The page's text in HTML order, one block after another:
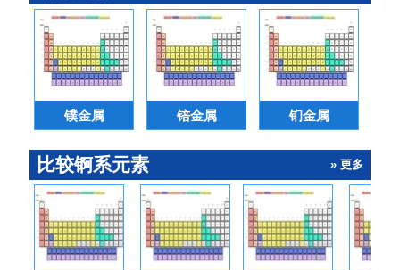
镤金属 锫金属 钔金属
比较锕系元素 » 更多